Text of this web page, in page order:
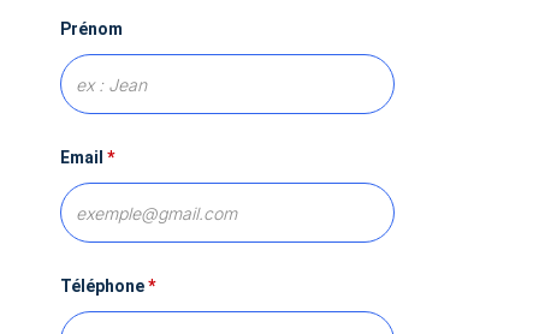
Prénom
Email *
Téléphone*